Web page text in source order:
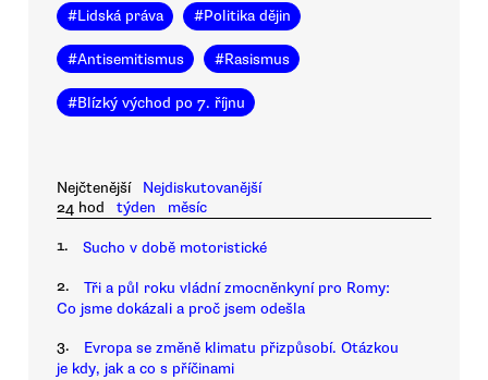
#Lidská práva #Politika dějin
#Antisemitismus #Rasismus
#Blízký východ po 7. říjnu
Nejčtenější
Nejdiskutovanější
24 hod
týden měsíc
1. Sucho v době motoristické
2.
Tři a půl roku vládní zmocněnkyní pro Romy:
Co jsme dokázali a proč jsem odešla
3.
Evropa se změně klimatu přizpůsobí. Otázkou
je kdy, jak a co s příčinami